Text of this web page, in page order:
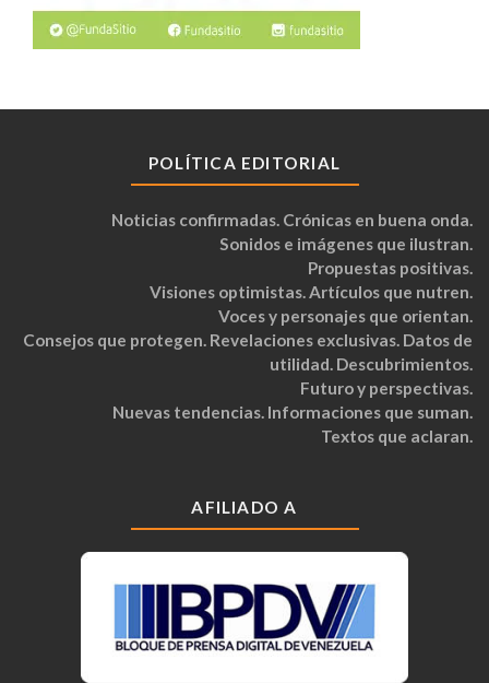
POLÍTICA EDITORIAL
Noticias confirmadas. Crónicas en buena onda.
Sonidos e imágenes que ilustran.
Propuestas positivas.
Visiones optimistas. Artículos que nutren.
Voces y personajes que orientan.
Consejos que protegen. Revelaciones exclusivas. Datos de
utilidad. Descubrimientos.
Futuro y perspectivas.
Nuevas tendencias. Informaciones que suman.
Textos que aclaran.
AFILIADO A